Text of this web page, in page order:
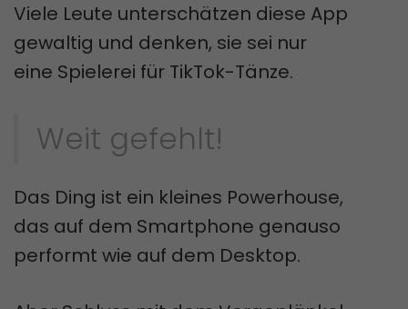
Viele Leute unterschätzen diese App
gewaltig und denken, sie sei nur
eine Spielerei für TikTok-Tänze.
Weit gefehlt!
Das Ding ist ein kleines Powerhouse,
das auf dem Smartphone genauso
performt wie auf dem Desktop.